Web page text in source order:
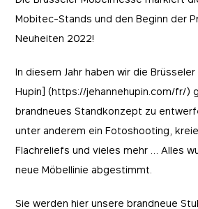
Mobitec-Stands und den Beginn der
Neuheiten 2022!
In diesem Jahr haben wir die Brüsseler
Hupin] (https://jehannehupin.com/fr/)
brandneues Standkonzept zu
unter anderem ein Fotoshooting,
Flachreliefs und vieles mehr … Alles
neue Möbellinie abgestimmt.
Sie werden hier unsere brandneue